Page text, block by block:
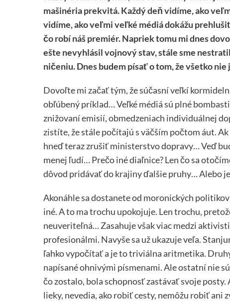
mašinéria prekvitá. Každý deň vidíme, ako
vidíme, ako veľmi veľké médiá dokážu
čo robí náš premiér. Napriek tomu mi dnes
ešte nevyhlásil vojnový stav, stále sme
ničeniu. Dnes budem písať o tom, že všetko
Dovoľte mi začať tým, že súčasní veľkí
obľúbený príklad… Veľké médiá sú plné
znižovaní emisií, obmedzeniach individuálnej
zistíte, že stále počítajú s väčším počtom áut.
hneď teraz zrušiť ministerstvo dopravy… Veď
menej ľudí… Prečo iné diaľnice? Len čo sa
dôvod pridávať do krajiny ďalšie pruhy… Alebo
Akonáhle sa dostanete od moronických
iné. A to ma trochu upokojuje. Len trochu,
neuveriteľná… Zasahuje však viac medzi
profesionálmi. Navyše sa už ukazuje veľa.
ľahko vypočítať a je to triviálna aritmetika.
napísané ohnivými písmenami. Ale ostatní nie
čo zostalo, bola schopnosť zastávať svoje
lieky, nevedia, ako robiť cesty, nemôžu robiť ani